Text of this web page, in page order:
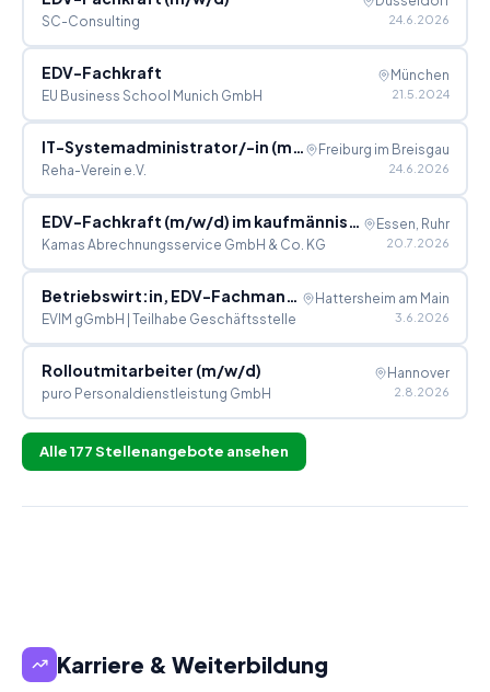
SC-Consulting 24.6.2026
EDV-Fachkraft
EU Business School Munich GmbH
München
21.5.2024
IT-Systemadministrator/-in (m/w/d) / EDV-Fachkraft (m/w/d)
Reha-Verein e.V.
Freiburg im Breisgau
24.6.2026
EDV-Fachkraft (m/w/d) im kaufmännischen Bereich
Kamas Abrechnungsservice GmbH & Co. KG
Essen, Ruhr
20.7.2026
Betriebswirt:in, EDV-Fachmann/-frau, Kaufmann/-frau (m/w/divers) als Produktionskoordinator:in
EVIM gGmbH | Teilhabe Geschäftsstelle
Hattersheim am Main
3.6.2026
Rolloutmitarbeiter (m/w/d)
puro Personaldienstleistung GmbH
Hannover
2.8.2026
Alle177Stellenangebote ansehen
Karriere & Weiterbildung